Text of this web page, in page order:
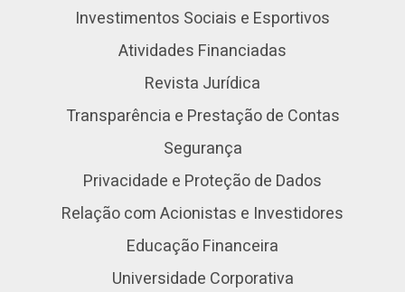
Investimentos Sociais e Esportivos
Atividades Financiadas
Revista Jurídica
Transparência e Prestação de Contas
Segurança
Privacidade e Proteção de Dados
Relação com Acionistas e Investidores
Educação Financeira
Universidade Corporativa